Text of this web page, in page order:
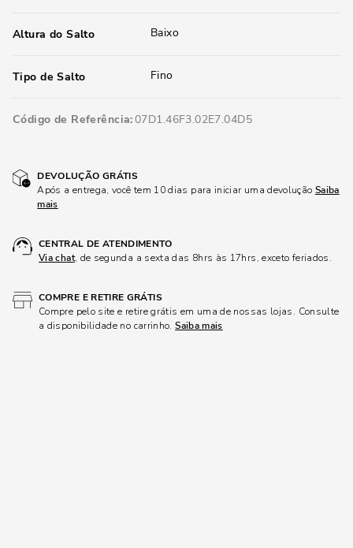
Altura do Salto Baixo
Tipo de Salto Fino
Código de Referência 07D1.46F3.02E7.04D5
DEVOLUÇÃO GRÁTIS
Após a entrega, você tem 10 dias para iniciar uma devolução Saiba
mais
CENTRAL DE ATENDIMENTO
Via chat, de segunda a sexta das 8hrs às 17hrs, exceto feriados.
COMPRE E RETIRE GRÁTIS
Compre pelo site e retire grátis em uma de nossas lojas. Consulte
a disponibilidade no carrinho.Saiba mais